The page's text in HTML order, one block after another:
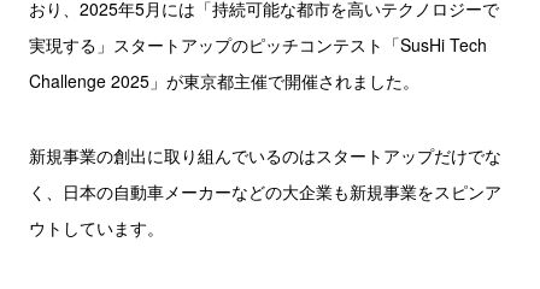
おり、2025年5月には「持続可能な都市を高いテクノロジーで
実現する」スタートアップのピッチコンテスト「SusHi Tech
Challenge 2025」が東京都主催で開催されました。
新規事業の創出に取り組んでいるのはスタートアップだけでな
く、日本の自動車メーカーなどの大企業も新規事業をスピンア
ウトしています。